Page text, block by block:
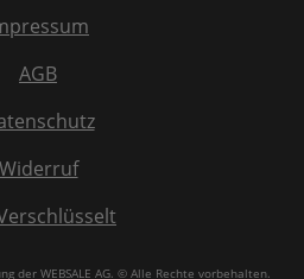
AGB
Widerruf
der WEBSALE AG. © Alle Rechte vorbehalten.